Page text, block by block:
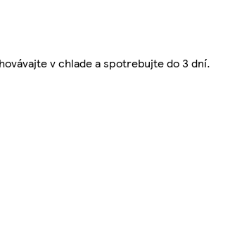
v chlade a spotrebujte do 3 dní.